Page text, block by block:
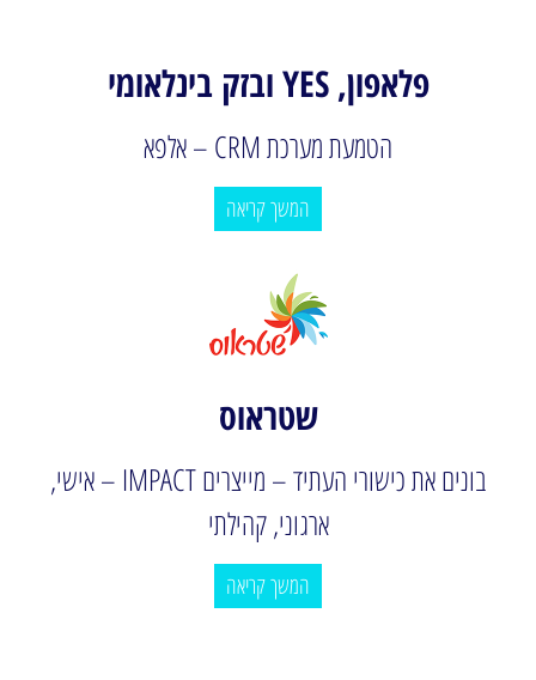
פלאפון, YES ובזק בינלאומי
הטמעת מערכת CRM – אלפא
המשך קריאה
שטראוס
בונים את כישורי העתיד – מייצרים IMPACT – אישי,
ארגוני, קהילתי
המשך קריאה